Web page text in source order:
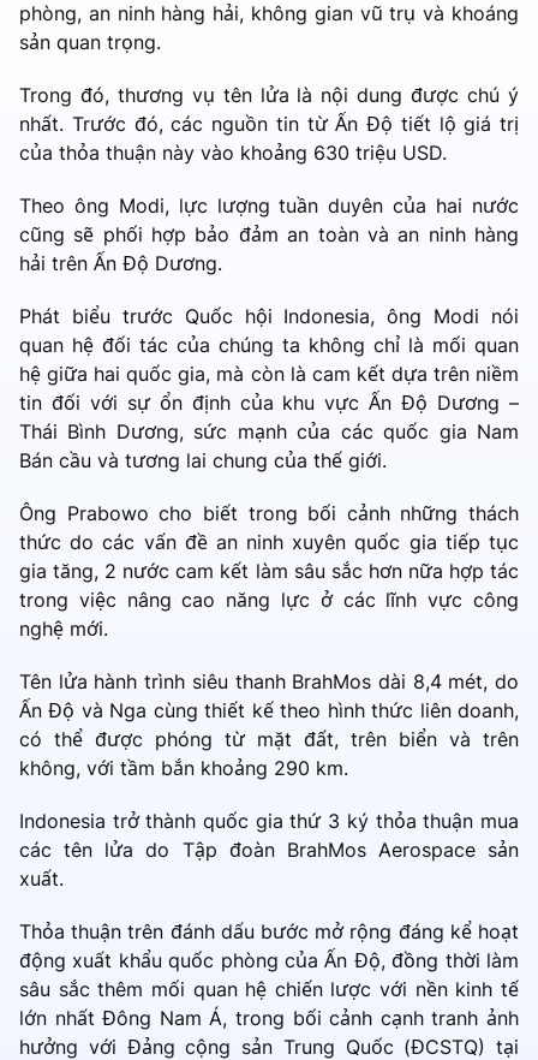
phòng, an ninh hàng hải, không gian vũ trụ và khoáng
sản quan trọng.
Trong đó, thương vụ tên lửa là nội dung được chú ý
nhất. Trước đó, các nguồn tin từ Ấn Độ tiết lộ giá trị
của thỏa thuận này vào khoảng 630 triệu USD.
Theo ông Modi, lực lượng tuần duyên của hai nước
cũng sẽ phối hợp bảo đảm an toàn và an ninh hàng
hải trên Ấn Độ Dương.
Phát biểu trước Quốc hội Indonesia, ông Modi nói
quan hệ đối tác của chúng ta không chỉ là mối quan
hệ giữa hai quốc gia, mà còn là cam kết dựa trên niềm
tin đối với sự ổn định của khu vực Ấn Độ Dương –
Thái Bình Dương, sức mạnh của các quốc gia Nam
Bán cầu và tương lai chung của thế giới.
Ông Prabowo cho biết trong bối cảnh những thách
thức do các vấn đề an ninh xuyên quốc gia tiếp tục
gia tăng, 2 nước cam kết làm sâu sắc hơn nữa hợp tác
trong việc nâng cao năng lực ở các lĩnh vực công
nghệ mới.
Tên lửa hành trình siêu thanh BrahMos dài 8,4 mét, do
Ấn Độ và Nga cùng thiết kế theo hình thức liên doanh,
có thể được phóng từ mặt đất, trên biển và trên
không, với tầm bắn khoảng 290 km.
Indonesia trở thành quốc gia thứ 3 ký thỏa thuận mua
các tên lửa do Tập đoàn BrahMos Aerospace sản
xuất.
Thỏa thuận trên đánh dấu bước mở rộng đáng kể hoạt
động xuất khẩu quốc phòng của Ấn Độ, đồng thời làm
sâu sắc thêm mối quan hệ chiến lược với nền kinh tế
lớn nhất Đông Nam Á, trong bối cảnh cạnh tranh ảnh
hưởng với Đảng cộng sản Trung Quốc (ĐCSTQ) tại